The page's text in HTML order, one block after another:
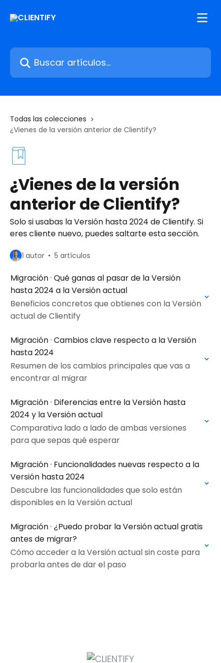
Buscar artículos...
Todas las colecciones
¿Vienes de la versión anterior de Clientify?
¿Vienes de la versión
anterior de Clientify?
Solo si usabas la Versión hasta 2024 de Clientify. Si
eres cliente nuevo, puedes saltarte esta sección.
1 autor 5 artículos
Migración · Qué ganas al pasar de la Versión
hasta 2024 a la Versión actual
Beneficios concretos que obtienes con la Versión
actual de Clientify
Migración · Cambios clave respecto a la Versión
hasta 2024
Resumen de los cambios principales que vas a
encontrar al migrar
Migración · Diferencias entre la Versión hasta
2024 y la Versión actual
Comparativa lado a lado de ambas versiones
para que sepas qué esperar
Migración · Funcionalidades nuevas respecto a la
Versión hasta 2024
Descubre las funcionalidades que solo están
disponibles en la Versión actual
Migración · ¿Puedo probar la Versión actual gratis
antes de migrar?
Cómo acceder a la Versión actual sin coste para
probarla antes de dar el paso